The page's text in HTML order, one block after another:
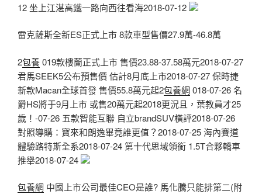
12 坐上江湛高鐵一路向西往看海2018-07-12
雷克薩斯全新ES正式上市 8款車型售價27.9萬-46.8萬
2包養019款樓蘭正式上市 售價23.88-37.58萬元2018-07-27
君馬SEEK5公布預售價 估計8月底上市2018-07-27 保時捷
新款Macan全球首發 售價55.8萬元起2包養網 018-07-26 名
爵HS將于9月上市 或售20萬元起2018更況且，葉教員才25
歲！-07-26 五款智能互聯 自立brandSUV橫評2018-07-26
對照導購：寶來和朗逸畢竟誰更值？2018-07-25 海內賽道
體驗路特斯全系2018-07-24 第十代思域領銜 1.5T合夥轎車
推舉2018-07-24
包養網 中國上市公司最佳CEO是誰? 馬化騰只能排第二(附